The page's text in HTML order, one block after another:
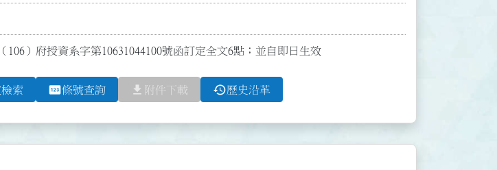
106）府授資系字第10631044100號函訂定全文6點；並自即日生效
索 pin條號查詢 file_download 附件下載 history歷史沿革